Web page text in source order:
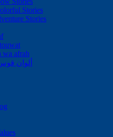
Stories
Stories
wa afrah
ألوان